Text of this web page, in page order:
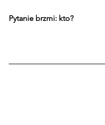
Pytanie brzmi: kto?